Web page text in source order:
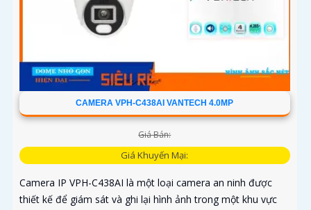
CAMERA VPH-C438AI VANTECH 4.0MP
Giá Bán:
Giá Khuyến Mại:
Camera IP VPH-C438AI là một loại camera an ninh được
thiết kế để giám sát và ghi lại hình ảnh trong một khu vực